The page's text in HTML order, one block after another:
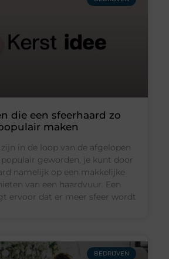
die een sfeerhaard zo
maken
in de loop van de afgelopen
populair geworden, je kunt door
namelijk op een makkelijke
van een haardvuur. Een
ervoor dat er meer sfeer wordt
BEDRIJVEN